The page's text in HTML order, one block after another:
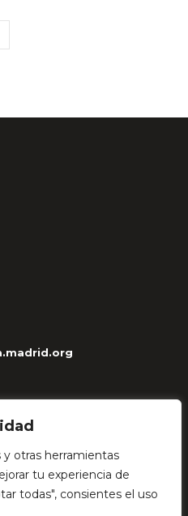
otras herramientas
tu experiencia de
todas", consientes el uso